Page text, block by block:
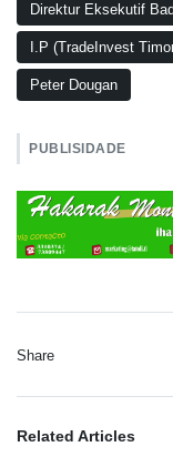
Direktur Eksekutif
I.P (TradeInvest
Peter Dougan
PUBLISIDADE
Share
Related Articles